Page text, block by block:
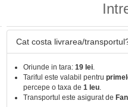
Cat costa livrarea/
Oriunde in tara: 19 lei.
Tariful este valabil pentru
percepe o taxa de 1 leu.
Transportul este asigurat de